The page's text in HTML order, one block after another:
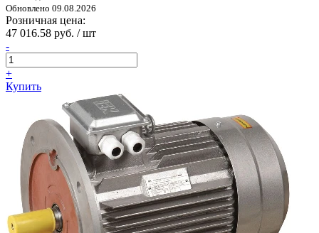
Обновлено 09.08.2026
Розничная цена:
47 016.58 руб. / шт
-
+
Купить